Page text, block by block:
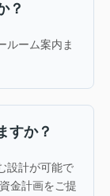
？
ルーム案内ま
すか？
設計が可能で
金計画をご提